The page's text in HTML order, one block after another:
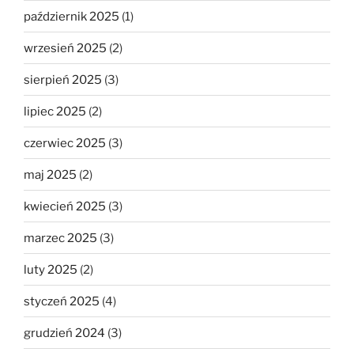
październik 2025 (1)
wrzesień 2025 (2)
sierpień 2025 (3)
lipiec 2025 (2)
czerwiec 2025 (3)
maj 2025 (2)
kwiecień 2025 (3)
marzec 2025 (3)
luty 2025 (2)
styczeń 2025 (4)
grudzień 2024 (3)